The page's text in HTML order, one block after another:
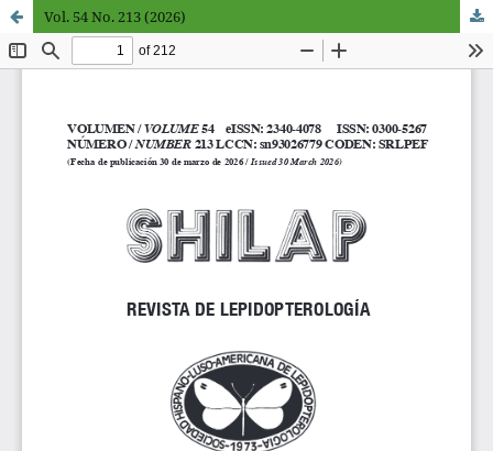
Vol. 54 No. 213 (2026)